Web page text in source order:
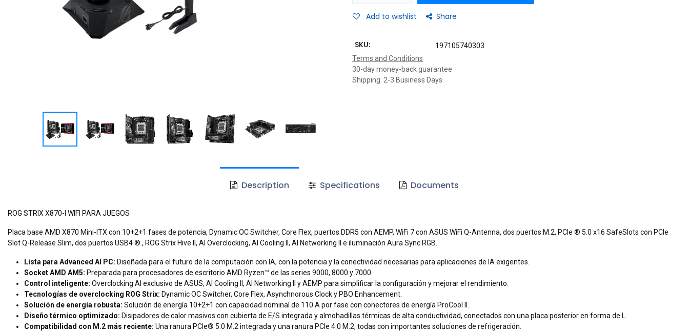
Add to wishlist Share
SKU:
197105740303
Terms and Conditions
30-day money-back guarantee
Shipping: 2-3 Business Days
Description Specifications Documents
ROG STRIX X870-I WIFI PARA JUEGOS
Placa base AMD X870 Mini-ITX con 10+2+1 fases de potencia, Dynamic OC Switcher, Core Flex, puertos DDR5 con AEMP, WiFi 7 con ASUS WiFi Q-Antenna, dos puertos M.2, PCIe ® 5.0 x16 SafeSlots con PCIe
Slot Q-Release Slim, dos puertos USB4 ® , ROG Strix Hive II, AI Overclocking, AI Cooling II, AI Networking II e iluminación Aura Sync RGB.
Lista para Advanced AI PC: Diseñada para el futuro de la computación con IA, con la potencia y la conectividad necesarias para aplicaciones de IA exigentes.
Socket AMD AM5: Preparada para procesadores de escritorio AMD Ryzen™ de las series 9000, 8000 y 7000.
Control inteligente: Overclocking AI exclusivo de ASUS, AI Cooling II, AI Networking II y AEMP para simplificar la configuración y mejorar el rendimiento.
Tecnologías de overclocking ROG Strix: Dynamic OC Switcher, Core Flex, Asynchnorous Clock y PBO Enhancement.
Solución de energía robusta: Solución de energía 10+2+1 con capacidad nominal de 110 A por fase con conectores de energía ProCool II.
Diseño térmico optimizado: Disipadores de calor masivos con cubierta de E/S integrada y almohadillas térmicas de alta conductividad, conectados con una placa posterior en forma de L.
Compatibilidad con M.2 más reciente: Una ranura PCIe® 5.0 M.2 integrada y una ranura PCIe 4.0 M.2, todas con importantes soluciones de refrigeración.